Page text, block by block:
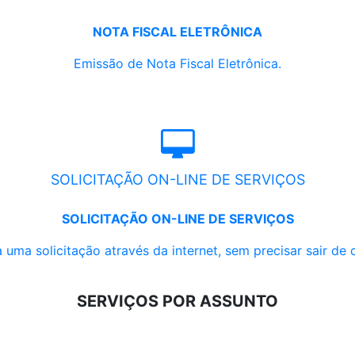
NOTA FISCAL ELETRÔNICA
Emissão de Nota Fiscal Eletrônica.
SOLICITAÇÃO ON-LINE DE SERVIÇOS
SOLICITAÇÃO ON-LINE DE SERVIÇOS
uma solicitação através da internet, sem precisar sair de
SERVIÇOS POR ASSUNTO